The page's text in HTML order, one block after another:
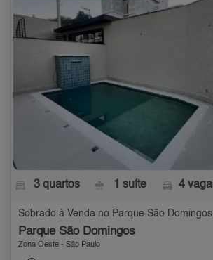
3 quartos 1 suíte 4
Parque São Domingos
Zona Oeste - São Paulo